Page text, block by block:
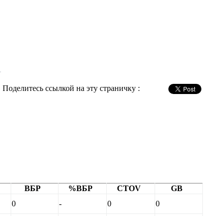
Поделитесь ссылкой на эту страничку :
ВБР %ВБР CTOV
GB
0 - 0
0